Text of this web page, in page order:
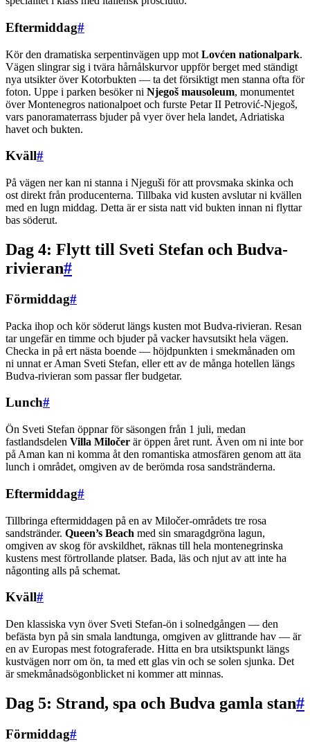
Eftermiddag#
Kör den dramatiska serpentinvägen upp mot Lovćen nationalpark.
Vägen slingrar sig i tvära hårnålskurvor uppför berget med ständigt
nya utsikter över Kotorbukten — ta det försiktigt men stanna ofta för
foton. Uppe i parken besöker ni Njegoš mausoleum, monumentet
över Montenegros nationalpoet och furste Petar II Petrović-Njegoš,
vars panoramaterrass bjuder på vyer över hela landet, Adriatiska
havet och bukten.
Kväll#
På vägen ner kan ni stanna i Njeguši för att provsmaka skinka och
ost direkt från producenterna. Tillbaka vid kusten avslutar ni kvällen
med en lugn middag. Detta är er sista natt vid bukten innan ni flyttar
bas söderut.
Dag 4: Flytt till Sveti Stefan och Budva-
rivieran#
Förmiddag#
Packa ihop och kör söderut längs kusten mot Budva-rivieran. Resan
tar ungefär en timme och bjuder på vacker havsutsikt hela vägen.
Checka in på ert nästa boende — höjdpunkten i smekmånaden om
ni unnat er Aman Sveti Stefan, eller ett av de många hotellen längs
Budva-rivieran som passar fler budgetar.
Lunch#
Ön Sveti Stefan öppnar för säsongen från 1 juli, medan
fastlandsdelen Villa Miločer är öppen året runt. Även om ni inte bor
på Aman kan ni komma åt den romantiska atmosfären genom att äta
lunch i området, omgiven av de berömda rosa sandstränderna.
Eftermiddag#
Tillbringa eftermiddagen på en av Miločer-områdets tre rosa
sandstränder. Queen’s Beach med sin smaragdgröna lagun,
omgiven av skog för avskildhet, räknas till hela montenegrinska
kustens mest förtrollande platser. Bada, läs och njut av att inte ha
någonting alls på schemat.
Kväll#
Den klassiska vyn över Sveti Stefan-ön i solnedgången — den
befästa byn på sin smala landtunga, omgiven av glittrande hav — är
en av Europas mest fotograferade. Hitta en bra utsiktspunkt längs
kustvägen norr om ön, ta med ett glas vin och se solen sjunka. Det
är smekmånadsögonblicket ni kommer att minnas.
Dag 5: Strand, spa och Budva gamla stan#
Förmiddag#